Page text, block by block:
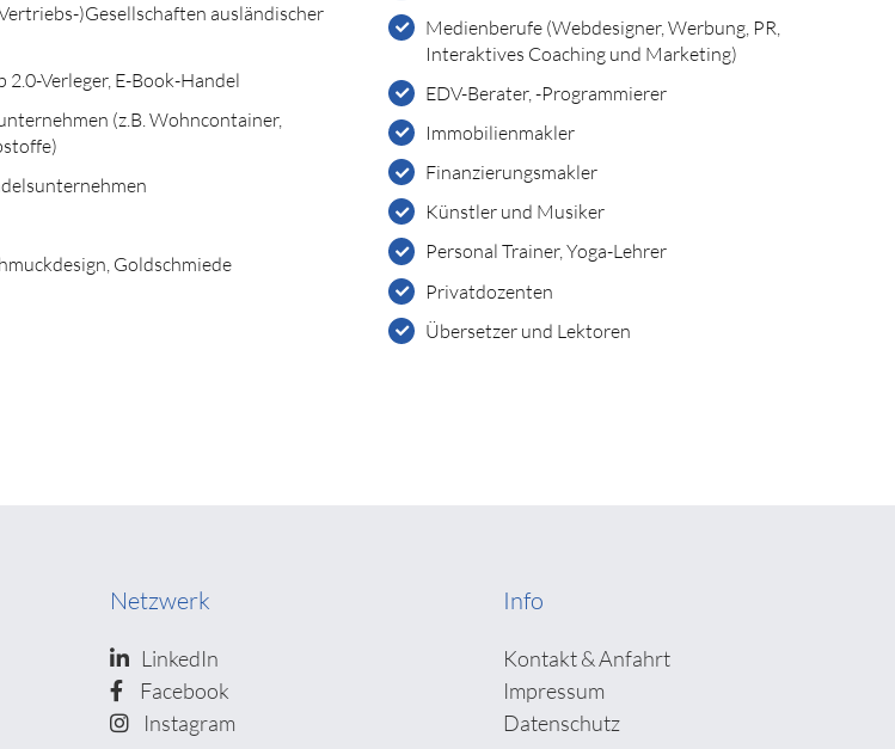
)Gesellschaften ausländischer
2.0-Verleger, E-Book-Handel
(z.B. Wohncontainer,
Goldschmiede
Medienberufe (Webdesigner, Werbung, PR,
Interaktives Coaching und Marketing)
EDV-Berater, -Programmierer
Immobilienmakler
Finanzierungsmakler
Künstler und Musiker
Personal Trainer, Yoga-Lehrer
Privatdozenten
Übersetzer und Lektoren
Netzwerk
LinkedIn
Facebook
Instagram
Info
Kontakt & Anfahrt
Impressum
Datenschutz